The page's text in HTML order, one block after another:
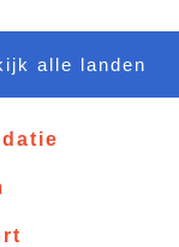
alle landen